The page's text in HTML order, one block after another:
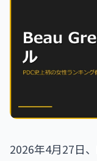
2026年4月27日、